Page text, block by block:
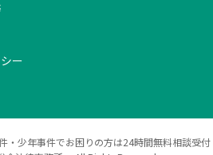
ー
・少年事件でお困りの方は24時間無料相談受付